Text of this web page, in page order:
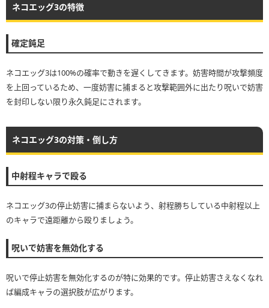
ネコエッグ3の特徴
確定鈍足
ネコエッグ3は100%の確率で動きを遅くしてきます。妨害時間が攻撃頻度
を上回っているため、一度妨害に捕まると攻撃範囲外に出たり呪いで妨害
を封印しない限り永久鈍足にされます。
ネコエッグ3の対策・倒し方
中射程キャラで殴る
ネコエッグ3の停止妨害に捕まらないよう、射程勝ちしている中射程以上
のキャラで遠距離から殴りましょう。
呪いで妨害を無効化する
呪いで停止妨害を無効化するのが特に効果的です。停止妨害さえなくなれ
ば編成キャラの選択肢が広がります。